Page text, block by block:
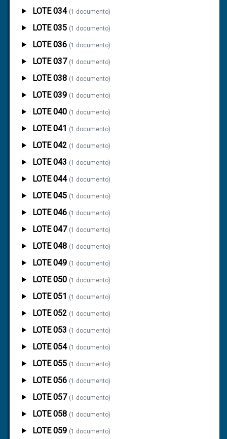
LOTE 034 (1 documento)
LOTE 035 (1 documento)
LOTE 036 (1 documento)
LOTE 037 (1 documento)
LOTE 038 (1 documento)
LOTE 039 (1 documento)
LOTE 040 (1 documento)
LOTE 041 (1 documento)
LOTE 042 (1 documento)
LOTE 043 (1 documento)
LOTE 044 (1 documento)
LOTE 045 (1 documento)
LOTE 046 (1 documento)
LOTE 047 (1 documento)
LOTE 048 (1 documento)
LOTE 049 (1 documento)
LOTE 050 (1 documento)
LOTE 051 (1 documento)
LOTE 052 (1 documento)
LOTE 053 (1 documento)
LOTE 054 (1 documento)
LOTE 055 (1 documento)
LOTE 056 (1 documento)
LOTE 057 (1 documento)
LOTE 058 (1 documento)
LOTE 059 (1 documento)